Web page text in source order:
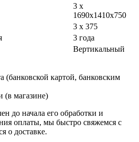
3 х
1690х1410х750
3 х 375
3 года
Вертикальный
(банковской картой, банковским
(в магазине)
до начала его обработки и
оплаты, мы быстро свяжемся с
о доставке.